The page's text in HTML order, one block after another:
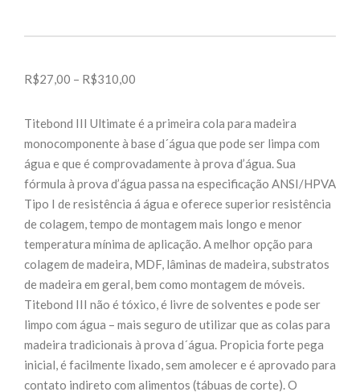
R$27,00 – R$310,00
preço:
R$27,00
através
R$310,00
Titebond III Ultimate é a primeira cola para madeira
monocomponente à base d´água que pode ser limpa com
água e que é comprovadamente à prova d’água. Sua
fórmula à prova d’água passa na especificação ANSI/HPVA
Tipo I de resistência á água e oferece superior resistência
de colagem, tempo de montagem mais longo e menor
temperatura mínima de aplicação. A melhor opção para
colagem de madeira, MDF, lâminas de madeira, substratos
de madeira em geral, bem como montagem de móveis.
Titebond III não é tóxico, é livre de solventes e pode ser
limpo com água – mais seguro de utilizar que as colas para
madeira tradicionais à prova d´água. Propicia forte pega
inicial, é facilmente lixado, sem amolecer e é aprovado para
contato indireto com alimentos (tábuas de corte). O